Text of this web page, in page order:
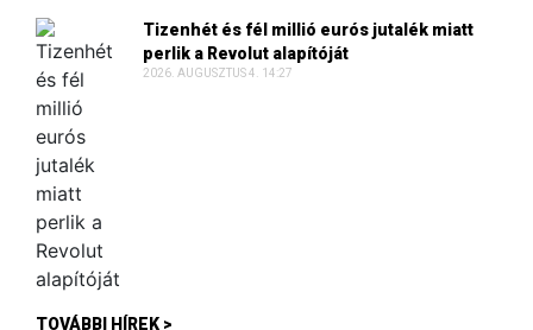
Tizenhét és fél millió eurós jutalék miatt
perlik a Revolut alapítóját
2026. AUGUSZTUS 4. 14:27
TOVÁBBI HÍREK >